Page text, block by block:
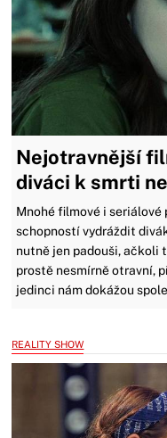
Nejotravnější
diváci k smrti
Mnohé filmové i seriálové
schopností vydráždit
nutně jen padouši, ačkoli
prostě nesmírně otravní,
jedinci nám dokážou
REALITY SHOW